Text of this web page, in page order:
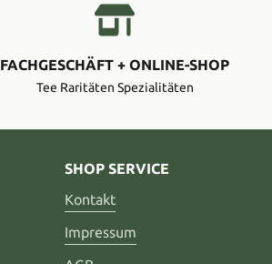
FACHGESCHÄFT + ONLINE-SHOP
Tee Raritäten Spezialitäten
SHOP SERVICE
Kontakt
Impressum